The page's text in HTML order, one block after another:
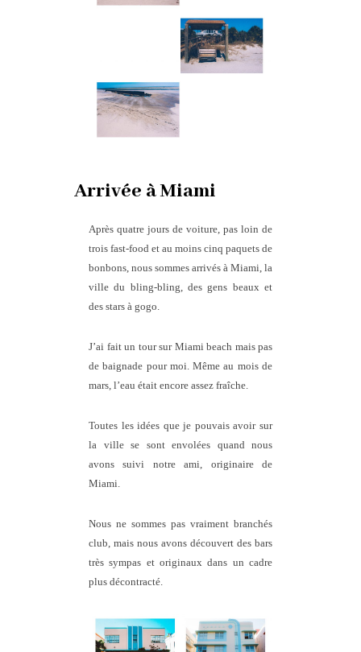
Arrivée à Miami
Après quatre jours de voiture, pas loin de
trois fast-food et au moins cinq paquets de
bonbons, nous sommes arrivés à Miami, la
ville du bling-bling, des gens beaux et
des stars à gogo.
J’ai fait un tour sur Miami beach mais pas
de baignade pour moi. Même au mois de
mars, l’eau était encore assez fraîche.
Toutes les idées que je pouvais avoir sur
la ville se sont envolées quand nous
avons suivi notre ami, originaire de
Miami.
Nous ne sommes pas vraiment branchés
club, mais nous avons découvert des bars
très sympas et originaux dans un cadre
plus décontracté.